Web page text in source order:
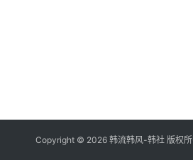
Copyright © 2026 韩流韩风-韩社 版权